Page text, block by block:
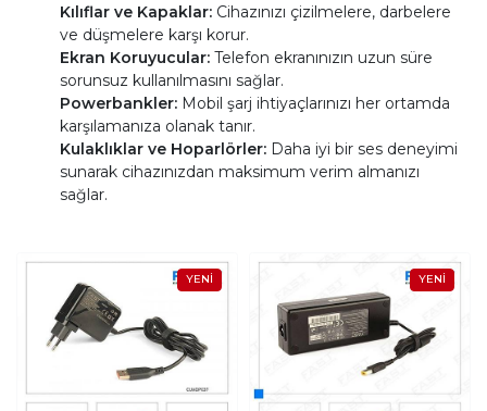
Kılıflar ve Kapaklar: Cihazınızı çizilmelere, darbelere
ve düşmelere karşı korur.
Ekran Koruyucular: Telefon ekranınızın uzun süre
sorunsuz kullanılmasını sağlar.
Powerbankler: Mobil şarj ihtiyaçlarınızı her ortamda
karşılamanıza olanak tanır.
Kulaklıklar ve Hoparlörler: Daha iyi bir ses deneyimi
sunarak cihazınızdan maksimum verim almanızı
sağlar.